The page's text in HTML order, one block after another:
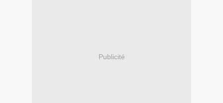
Publicité